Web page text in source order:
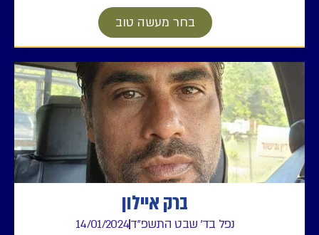
בחר מעשה טוב
ברק איילון
נפל בד' שבט התשפ"ד14/01/2024